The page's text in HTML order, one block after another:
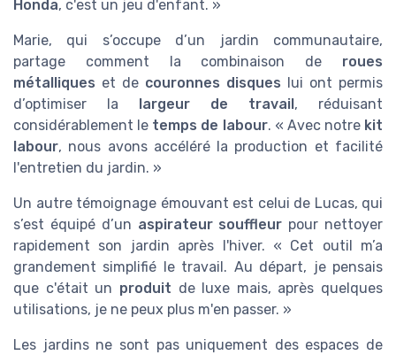
Honda, c'est un jeu d'enfant. »
Marie, qui s’occupe d’un jardin communautaire,
partage comment la combinaison de roues
métalliques et de couronnes disques lui ont permis
d’optimiser la largeur de travail, réduisant
considérablement le temps de labour. « Avec notre kit
labour, nous avons accéléré la production et facilité
l'entretien du jardin. »
Un autre témoignage émouvant est celui de Lucas, qui
s’est équipé d’un aspirateur souffleur pour nettoyer
rapidement son jardin après l'hiver. « Cet outil m’a
grandement simplifié le travail. Au départ, je pensais
que c'était un produit de luxe mais, après quelques
utilisations, je ne peux plus m'en passer. »
Les jardins ne sont pas uniquement des espaces de